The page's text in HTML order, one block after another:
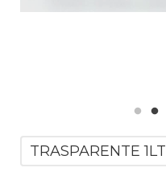
TRASPARENTE 1LT